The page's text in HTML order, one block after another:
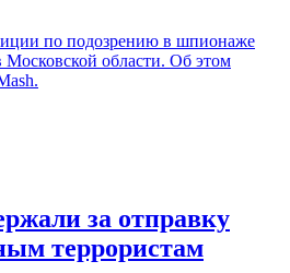
по подозрению в шпионаже
области. Об этом
за отправку
террористам